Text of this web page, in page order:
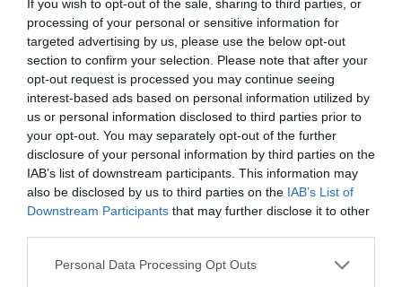
If you wish to opt-out of the sale, sharing to third parties, or
processing of your personal or sensitive information for
targeted advertising by us, please use the below opt-out
section to confirm your selection. Please note that after your
opt-out request is processed you may continue seeing
interest-based ads based on personal information utilized by
us or personal information disclosed to third parties prior to
your opt-out. You may separately opt-out of the further
disclosure of your personal information by third parties on the
IAB’s list of downstream participants. This information may
also be disclosed by us to third parties on the IAB’s List of
Downstream Participants that may further disclose it to other
Personal Data Processing Opt Outs